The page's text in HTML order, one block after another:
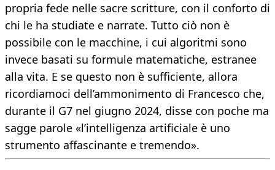
propria fede nelle sacre scritture, con il conforto di
chi le ha studiate e narrate. Tutto ciò non è
possibile con le macchine, i cui algoritmi sono
invece basati su formule matematiche, estranee
alla vita. E se questo non è sufficiente, allora
ricordiamoci dell’ammonimento di Francesco che,
durante il G7 nel giugno 2024, disse con poche ma
sagge parole «l’intelligenza artificiale è uno
strumento affascinante e tremendo».